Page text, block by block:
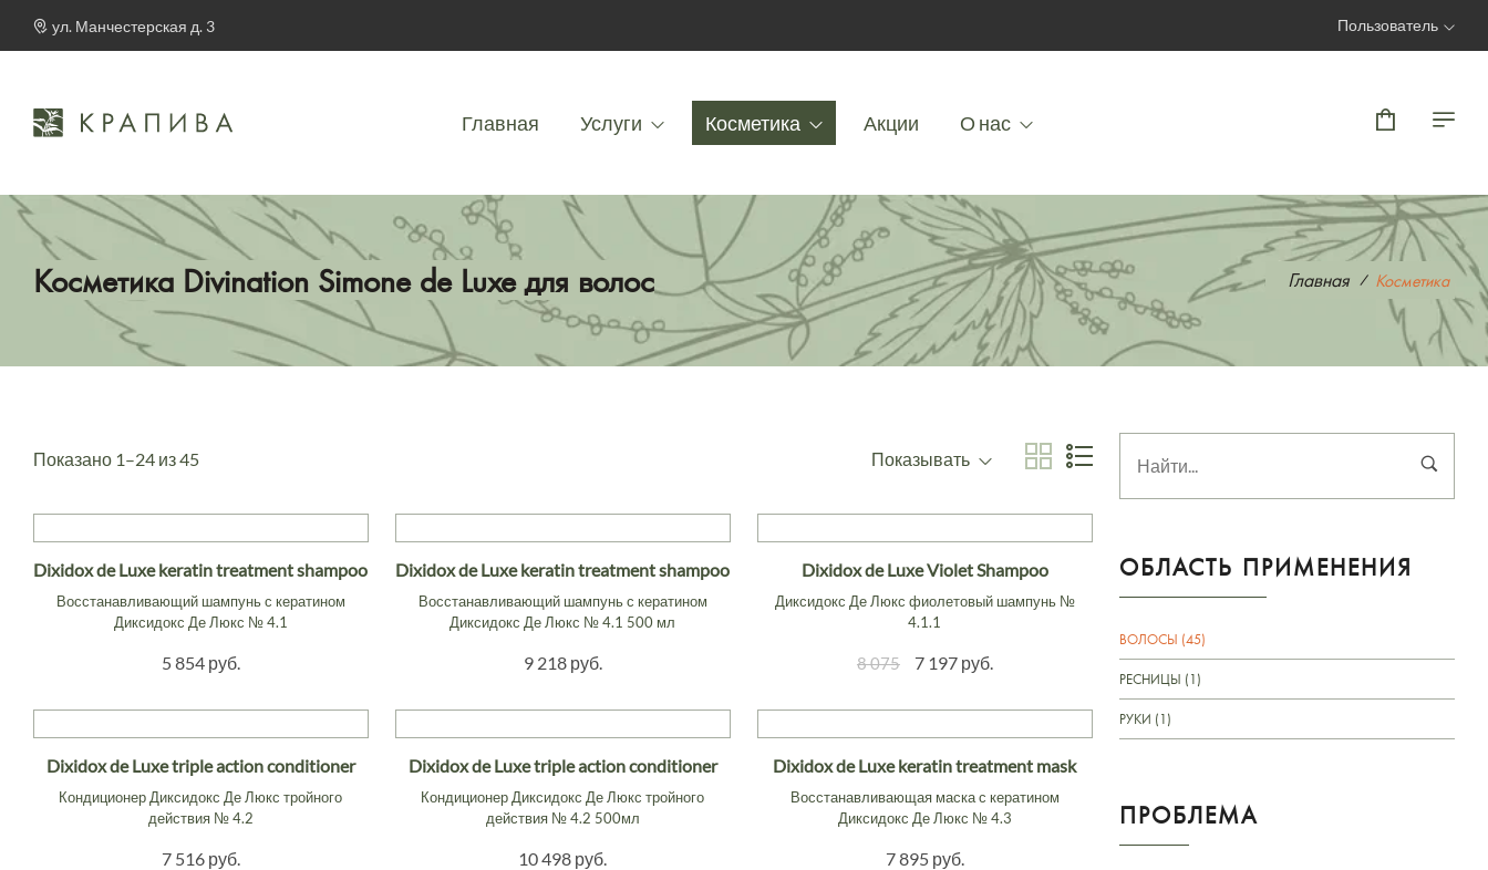
ул. Манчестерская д. 3 Пользователь
Главная Услуги Косметика Акции О нас
Косметика Divination Simone de Luxe для волос Главная Косметика
Показано 1–24 из 45 Показывать
Dixidox de Luxe keratin treatment shampoo
Восстанавливающий шампунь с кератином
Диксидокс Де Люкс № 4.1
5 854 руб.
Dixidox de Luxe keratin treatment shampoo
Восстанавливающий шампунь с кератином
Диксидокс Де Люкс № 4.1 500 мл
9 218 руб.
Dixidox de Luxe Violet Shampoo
Диксидокс Де Люкс фиолетовый шампунь №
4.1.1
8 075 7 197 руб.
Dixidox de Luxe triple action conditioner
Кондиционер Диксидокс Де Люкс тройного
действия № 4.2
7 516 руб.
Dixidox de Luxe triple action conditioner
Кондиционер Диксидокс Де Люкс тройного
действия № 4.2 500мл
10 498 руб.
Dixidox de Luxe keratin treatment mask
Восстанавливающая маска с кератином
Диксидокс Де Люкс № 4.3
7 895 руб.
ОБЛАСТЬ ПРИМЕНЕНИЯ
ВОЛОСЫ (45)
РЕСНИЦЫ (1)
РУКИ (1)
ПРОБЛЕМА